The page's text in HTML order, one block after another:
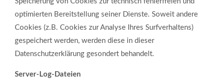
optimierten Bereitstellung seiner Dienste. Soweit andere
Cookies (z.B. Cookies zur Analyse Ihres Surfverhaltens)
gespeichert werden, werden diese in dieser
Datenschutzerklärung gesondert behandelt.
Server-Log-Dateien